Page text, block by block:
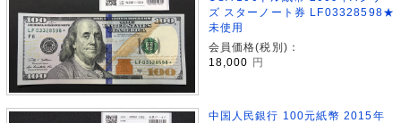
ズ スターノート券 LF03328598★
未使用
会員価格(税別)：
18,000 円
中国人民銀行 100元紙幣 2015年